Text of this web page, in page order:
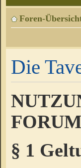
Foren-
Die
FORUM
§ 1